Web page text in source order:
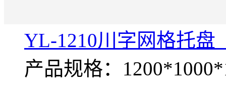
YL-1210川字网格托盘
产品规格：